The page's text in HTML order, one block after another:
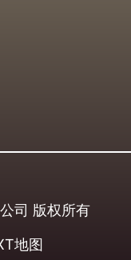
司 版权所有
地图